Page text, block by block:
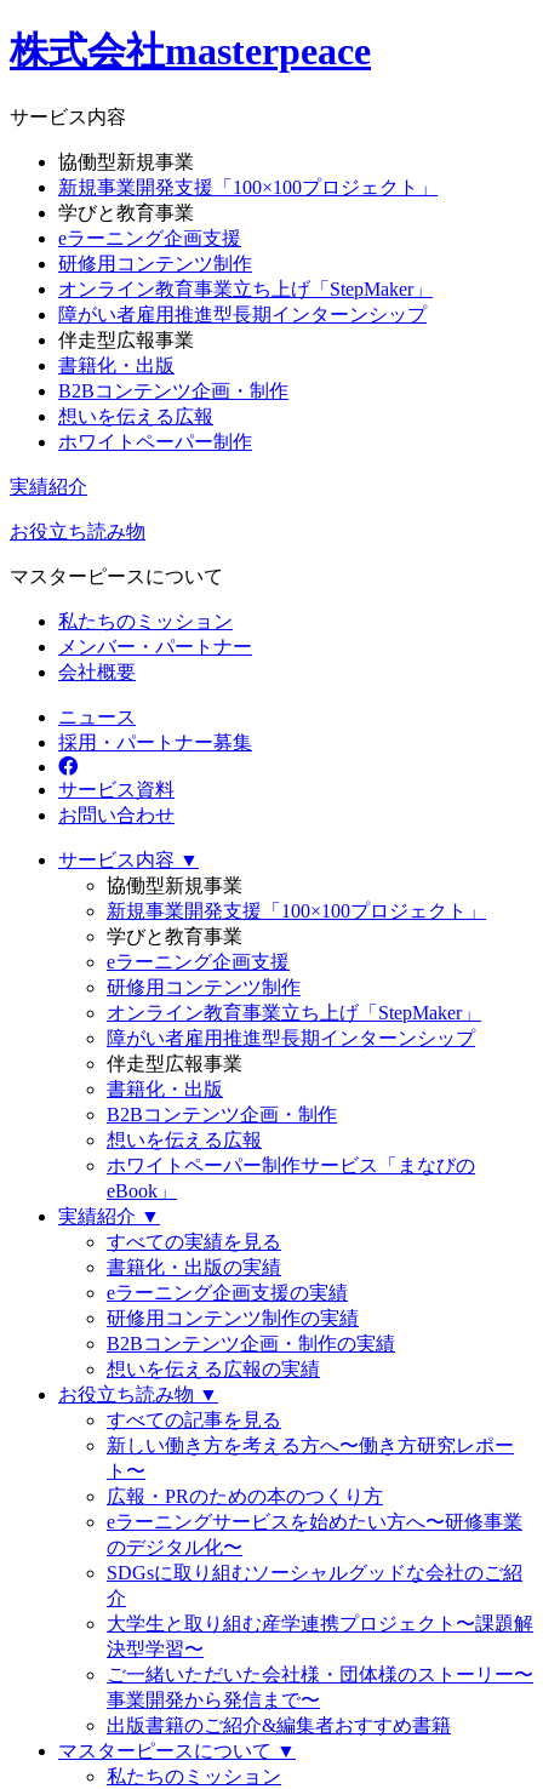
株式会社masterpeace
サービス内容
協働型新規事業
新規事業開発支援「100×100プロジェクト」
学びと教育事業
eラーニング企画支援
研修用コンテンツ制作
オンライン教育事業立ち上げ「StepMaker」
障がい者雇用推進型長期インターンシップ
伴走型広報事業
書籍化・出版
B2Bコンテンツ企画・制作
想いを伝える広報
ホワイトペーパー制作
実績紹介
お役立ち読み物
マスターピースについて
私たちのミッション
メンバー・パートナー
会社概要
ニュース
採用・パートナー募集
サービス資料
お問い合わせ
サービス内容 ▼
協働型新規事業
新規事業開発支援「100×100プロジェクト」
学びと教育事業
eラーニング企画支援
研修用コンテンツ制作
オンライン教育事業立ち上げ「StepMaker」
障がい者雇用推進型長期インターンシップ
伴走型広報事業
書籍化・出版
B2Bコンテンツ企画・制作
想いを伝える広報
ホワイトペーパー制作サービス「まなびの
eBook」
実績紹介 ▼
すべての実績を見る
書籍化・出版の実績
eラーニング企画支援の実績
研修用コンテンツ制作の実績
B2Bコンテンツ企画・制作の実績
想いを伝える広報の実績
お役立ち読み物 ▼
すべての記事を見る
新しい働き方を考える方へ〜働き方研究レポー
ト〜
広報・PRのための本のつくり方
eラーニングサービスを始めたい方へ〜研修事業
のデジタル化〜
SDGsに取り組むソーシャルグッドな会社のご紹
介
大学生と取り組む産学連携プロジェクト〜課題解
決型学習〜
ご一緒いただいた会社様・団体様のストーリー〜
事業開発から発信まで〜
出版書籍のご紹介&編集者おすすめ書籍
マスターピースについて ▼
私たちのミッション